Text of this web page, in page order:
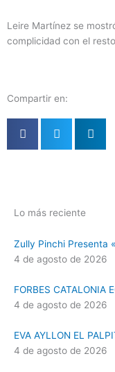
Leire Martínez se
complicidad con el
Compartir en:
Lo más reciente
Zully Pinchi Presenta
4 de agosto de 2026
FORBES CATALONIA
4 de agosto de 2026
EVA AYLLON EL
4 de agosto de 2026